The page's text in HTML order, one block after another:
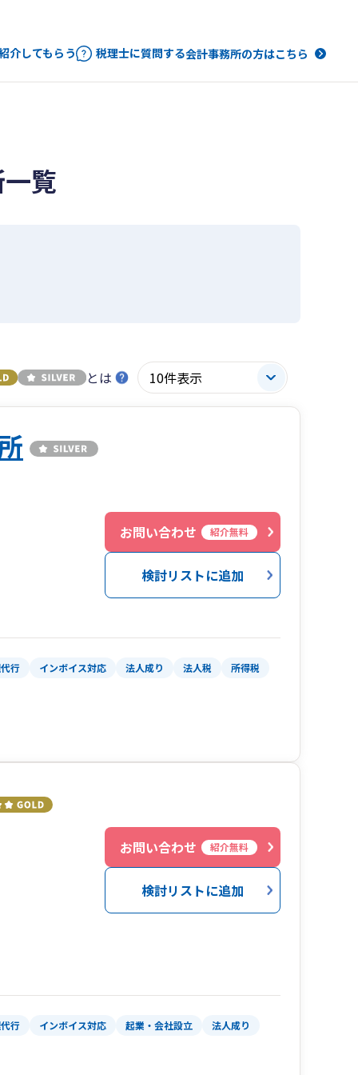
介してもらう 税理士に質問する会計事務所の方はこちら
覧
とは
お問い合わせ 紹介無料
検討リストに追加
行 インボイス対応 法人成り 法人税
所得税
お問い合わせ 紹介無料
検討リストに追加
行 インボイス対応 起業・会社設立
法人成り